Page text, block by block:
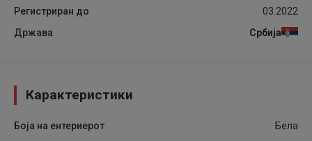
Регистриран до
03.2022
Држава
Србија
Карактеристики
Боја на ентериерот
Бела